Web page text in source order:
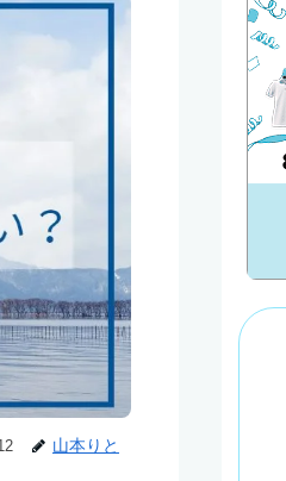
山本りと